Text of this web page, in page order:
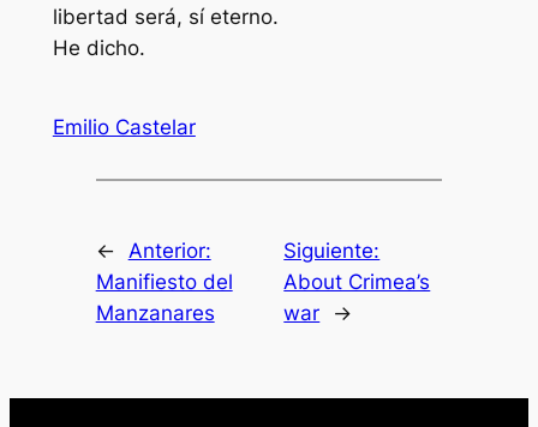
libertad será, sí eterno.
He dicho.
Emilio Castelar
← Anterior:
Manifiesto del
Manzanares
Siguiente:
About Crimea’s
war
→